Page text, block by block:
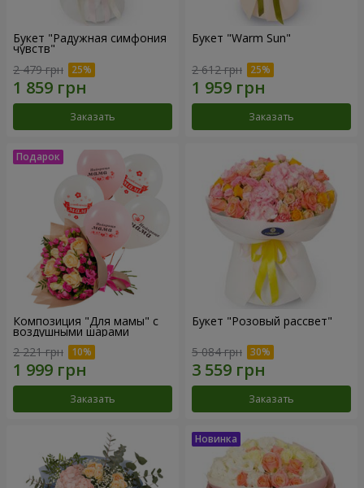
Букет "Радужная симфония
чувств"
2 479 грн
Заказать
Букет "Warm Sun"
2 612 грн
Заказать
Композиция "Для мамы" с
воздушными шарами
2 221 грн
Заказать
Букет "Розовый рассвет"
5 084 грн
Заказать